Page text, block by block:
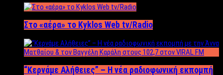
Στο «αέρα» το Kyklos Web tv/Radio
“Kερνάμε Αλήθειες” – Η νέα ραδιοφωνική εκπομπή